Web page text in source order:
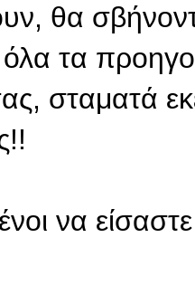
θα
τα
σταματά
να